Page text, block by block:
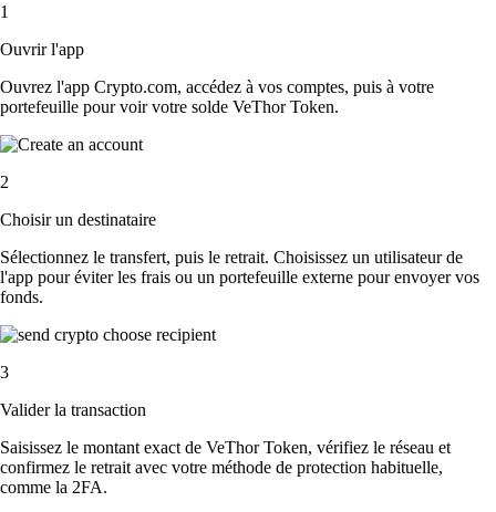
1
Ouvrir l'app
Ouvrez l'app Crypto.com, accédez à vos comptes, puis à votre
portefeuille pour voir votre solde VeThor Token.
2
Choisir un destinataire
Sélectionnez le transfert, puis le retrait. Choisissez un utilisateur de
l'app pour éviter les frais ou un portefeuille externe pour envoyer vos
fonds.
3
Valider la transaction
Saisissez le montant exact de VeThor Token, vérifiez le réseau et
confirmez le retrait avec votre méthode de protection habituelle,
comme la 2FA.